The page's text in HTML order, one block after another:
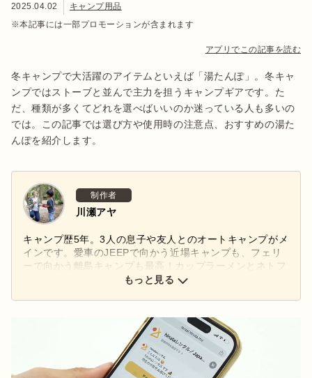
2025.04.02
キャンプ用品
※本記事には一部プロモーションが含まれます
アプリでこの記事を読む
冬キャンプで大活躍のアイテムといえば「湯たんぽ」。冬キャ
ンプではストーブと並んで主力を担うキャンプギアです。た
だ、種類が多くてどれを選べばいいのか迷っている人も多いの
では。この記事では選び方や使用時の注意点、おすすめの湯た
んぽを紹介します。
制作者
川瀬アヤ
キャンプ歴5年。3人の息子や友人とのオートキャンプがメ
インです。愛車のJEEPで向かう近場キャンプも、フェリ
ーで向かう離島キャンプも最高！カップラーメンとネトフ
リで過ごす、脱力系スタイルがお気に入りです。相棒はス
き。ビンテージも気になります。昆虫採集を楽しめるキャ
ンプ場や楽器演奏OKのキャンプ場を日々開拓中！
もっと見る